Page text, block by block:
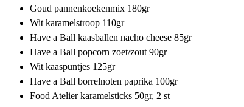
Goud pannenkoekenmix 180gr
Wit karamelstroop 110gr
Have a Ball kaasballen nacho cheese 85gr
Have a Ball popcorn zoet/zout 90gr
Wit kaaspuntjes 125gr
Have a Ball borrelnoten paprika 100gr
Food Atelier karamelsticks 50gr, 2 st